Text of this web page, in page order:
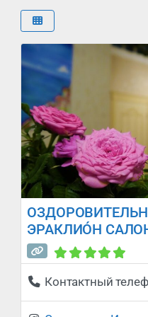
ЭРАКЛИÓН
Контактный